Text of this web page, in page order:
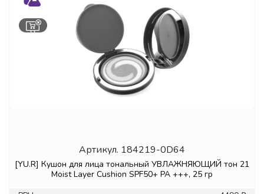
Артикул. 184219-0D64
[YU.R] Кушон для лица тональный УВЛАЖНЯЮЩИЙ тон 21
Moist Layer Cushion SPF50+ PA +++, 25 гр